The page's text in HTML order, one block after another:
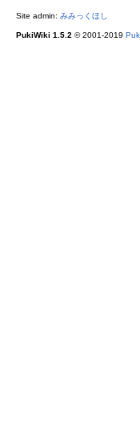
Site admin: みみっくほし
PukiWiki 1.5.2© 2001-2019